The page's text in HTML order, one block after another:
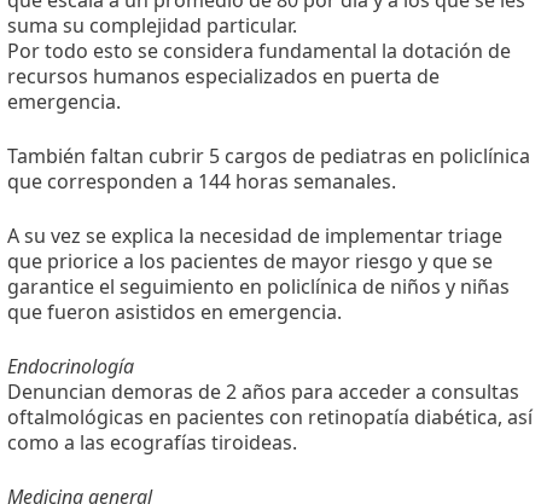
suma su complejidad particular.
Por todo esto se considera fundamental la dotación de
recursos humanos especializados en puerta de
emergencia.
También faltan cubrir 5 cargos de pediatras en policlínica
que corresponden a 144 horas semanales.
A su vez se explica la necesidad de implementar triage
que priorice a los pacientes de mayor riesgo y que se
garantice el seguimiento en policlínica de niños y niñas
que fueron asistidos en emergencia.
Endocrinología
Denuncian demoras de 2 años para acceder a consultas
oftalmológicas en pacientes con retinopatía diabética, así
como a las ecografías tiroideas.
Medicina general